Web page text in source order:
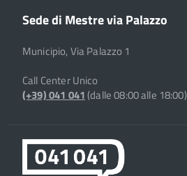
Sede di Mestre via Palazzo
Municipio, Via Palazzo 1
Call Center Unico
(+39) 041 041(dalle 08:00 alle 18:00)